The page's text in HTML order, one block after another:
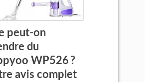
peut-on
du
WP526 ?
avis complet